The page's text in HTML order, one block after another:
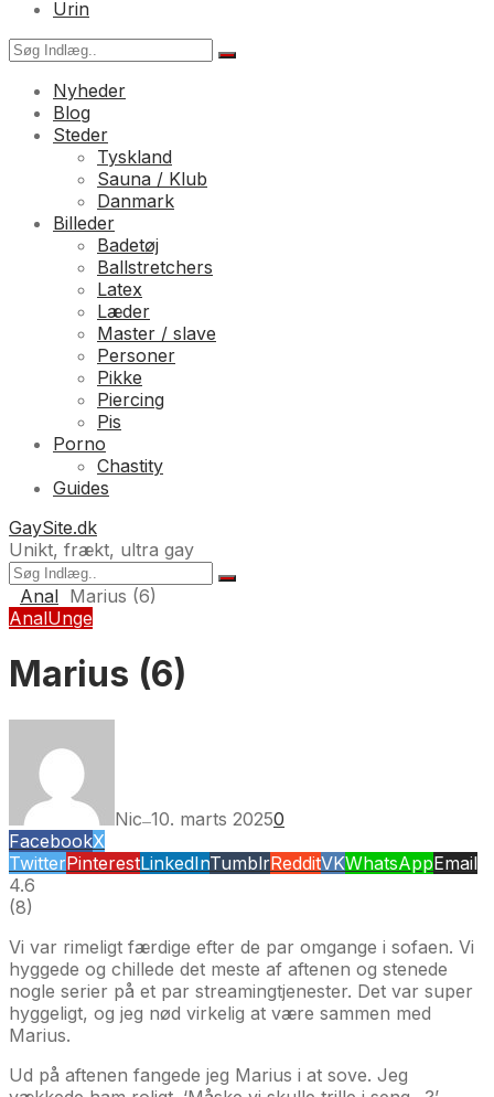
Urin
Nyheder
Blog
Steder
Tyskland
Sauna / Klub
Danmark
Billeder
Badetøj
Ballstretchers
Latex
Læder
Master / slave
Personer
Pikke
Piercing
Pis
Porno
Chastity
Guides
GaySite.dk
Unikt, frækt, ultra gay
Anal Marius (6)
AnalUnge
Marius (6)
Nic—10. marts 20250
FacebookX
TwitterPinterestLinkedInTumblrRedditVKWhatsAppEmail
4.6
(8)
Vi var rimeligt færdige efter de par omgange i sofaen. Vi
hyggede og chillede det meste af aftenen og stenede
nogle serier på et par streamingtjenester. Det var super
hyggeligt, og jeg nød virkelig at være sammen med
Marius.
Ud på aftenen fangede jeg Marius i at sove. Jeg